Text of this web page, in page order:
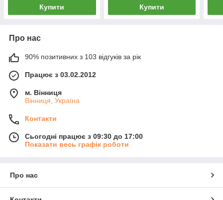
Купити Купити
Про нас
90% позитивних з 103 відгуків за рік
Працює з 03.02.2012
м. Вінниця
Вінниця, Україна
Контакти
Сьогодні працює з 09:30 до 17:00
Показати весь графік роботи
Про нас